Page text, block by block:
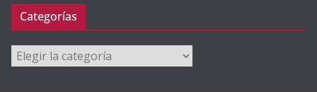
Categorías
Categorías